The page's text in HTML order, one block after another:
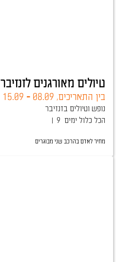
טיולים מאורגנים לזנזיבר
בין התאריכים, -
15.09
נופש וטיולים בזנזיבר
9 ימים הכל כלול
מחיר לאדם בהרכב שני מבוגרים